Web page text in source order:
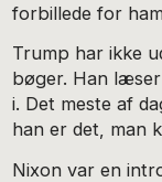
forbillede for
Trump har ikke
bøger. Han
i. Det meste af
han er det, man
Nixon var en